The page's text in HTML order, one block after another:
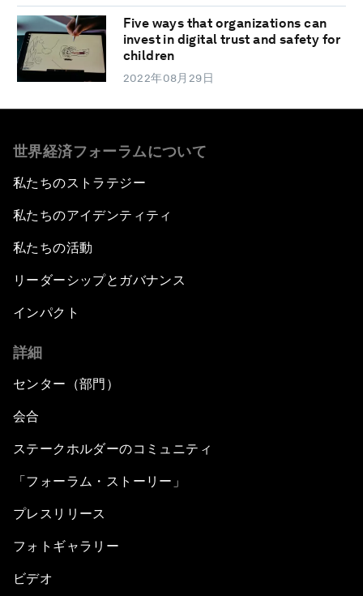
Five ways that organizations can
invest in digital trust and safety for
children
2022年08月29日
世界経済フォーラムについて
私たちのストラテジー
私たちのアイデンティティ
私たちの活動
リーダーシップとガバナンス
インパクト
詳細
センター（部門）
会合
ステークホルダーのコミュニティ
「フォーラム・ストーリー」
プレスリリース
フォトギャラリー
ビデオ